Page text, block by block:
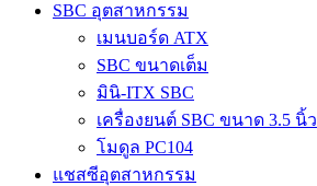
SBC อุตสาหกรรม
เมนบอร์ด ATX
SBC ขนาดเต็ม
มินิ-ITX SBC
เครื่องยนต์ SBC ขนาด 3.5 นิ้ว
โมดูล PC104
แชสซีอุตสาหกรรม